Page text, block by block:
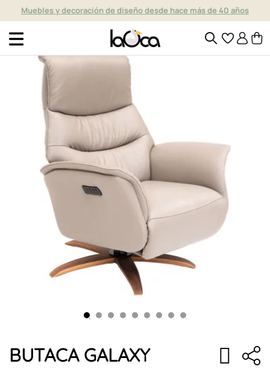
Muebles y decoración de diseño desde hace más de 40 años
BUTACA GALAXY